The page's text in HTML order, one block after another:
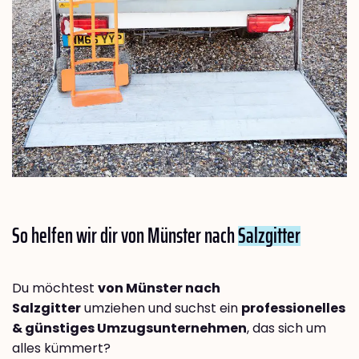
So helfen wir dir von Münster nachSalzgitter
Du möchtest von Münster nach
Salzgitterumziehen und suchst ein professionelles
& günstiges Umzugsunternehmen, das sich um
alles kümmert?